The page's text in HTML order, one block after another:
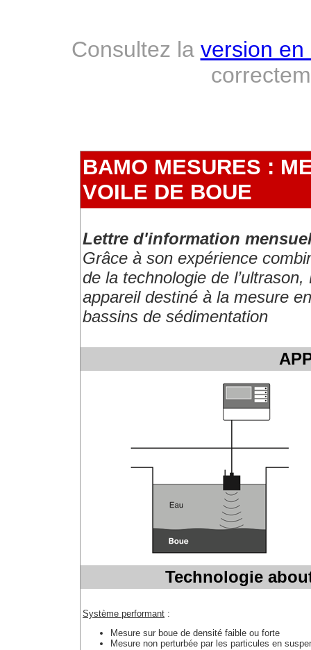
Consultez la version en
BAMO MESURES :
VOILE DE BOUE
Lettre d'information
Grâce à son expérience
de la technologie de
appareil destiné à la mesure
bassins de sédimentation
Technologie
Système performant :
Mesure sur boue de densité faible ou forte
Mesure non perturbée par les particules en